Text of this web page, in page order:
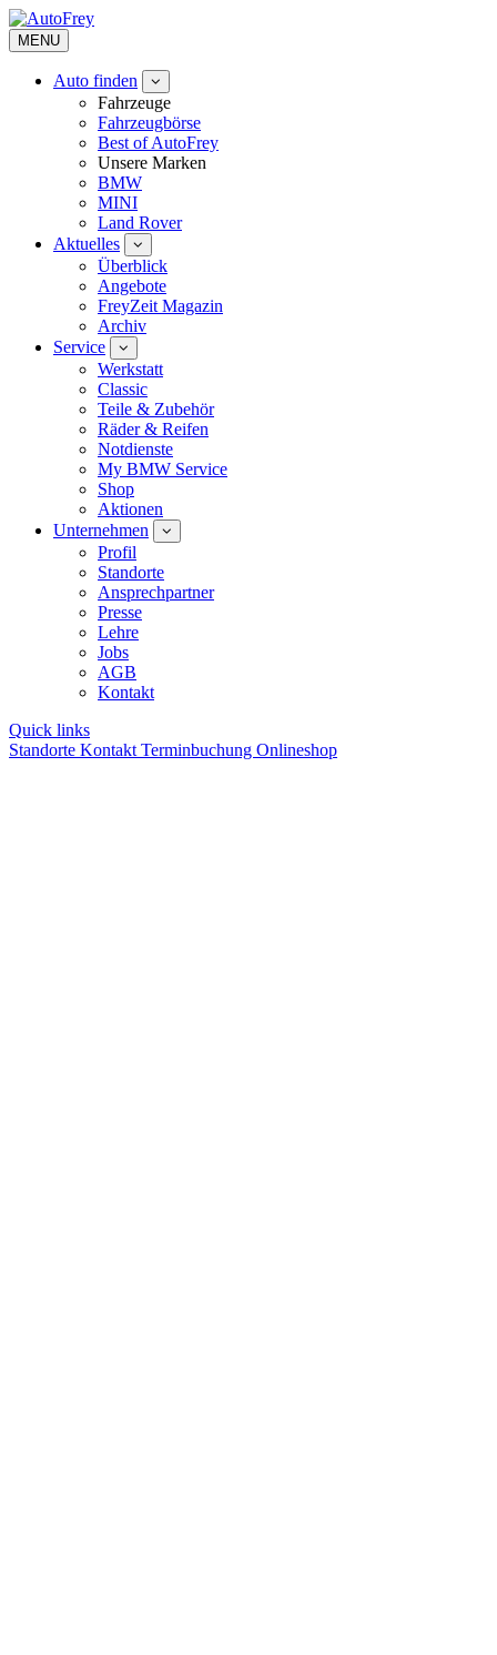
MENU
Auto finden
Fahrzeuge
Fahrzeugbörse
Best of AutoFrey
Unsere Marken
BMW
MINI
Land Rover
Aktuelles
Überblick
Angebote
FreyZeit Magazin
Archiv
Service
Werkstatt
Classic
Teile & Zubehör
Räder & Reifen
Notdienste
My BMW Service
Shop
Aktionen
Unternehmen
Profil
Standorte
Ansprechpartner
Presse
Lehre
Jobs
AGB
Kontakt
Quick links
Standorte Kontakt Terminbuchung Onlineshop